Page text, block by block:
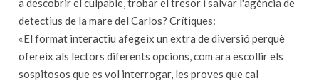
a descobrir el culpable, trobar el tresor i salvar l'agència de
detectius de la mare del Carlos? Crítiques:
«El format interactiu afegeix un extra de diversió perquè
ofereix als lectors diferents opcions, com ara escollir els
sospitosos que es vol interrogar, les proves que cal